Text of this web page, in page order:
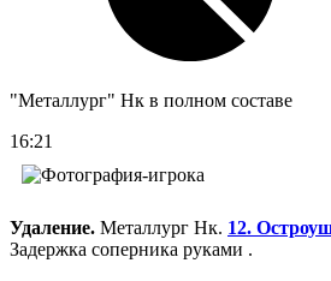
"Металлург" Нк в полном составе
16:21
Удаление. Металлург Нк. 12.
Задержка соперника руками .